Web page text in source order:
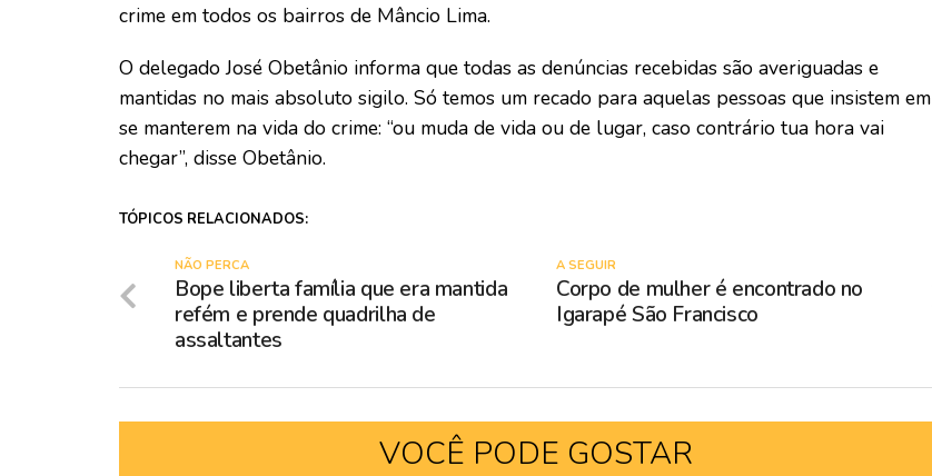
crime em todos os bairros de Mâncio Lima.
O delegado José Obetânio informa que todas as denúncias recebidas são averiguadas e
mantidas no mais absoluto sigilo. Só temos um recado para aquelas pessoas que insistem em
se manterem na vida do crime: “ou muda de vida ou de lugar, caso contrário tua hora vai
chegar”, disse Obetânio.
TÓPICOS RELACIONADOS:
A SEGUIR
Corpo de mulher é encontrado no
Igarapé São Francisco
NÃO PERCA
Bope liberta família que era mantida
refém e prende quadrilha de
assaltantes
VOCÊ PODE GOSTAR